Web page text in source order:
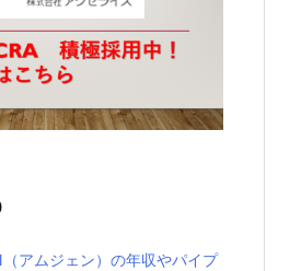
（アムジェン）の年収やパイプ